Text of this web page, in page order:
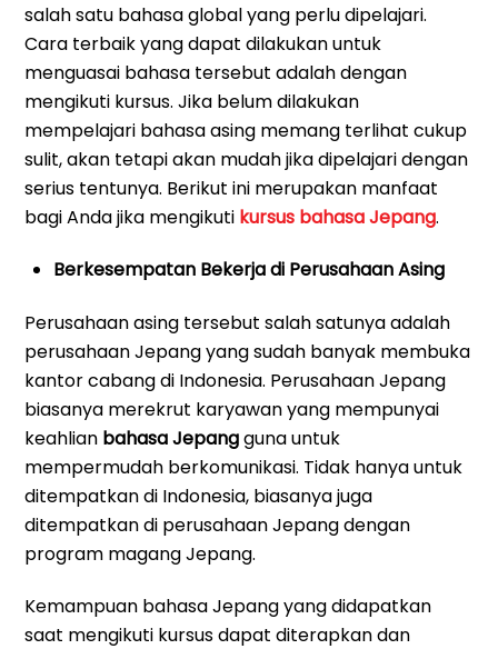
salah satu bahasa global yang perlu dipelajari.
Cara terbaik yang dapat dilakukan untuk
menguasai bahasa tersebut adalah dengan
mengikuti kursus. Jika belum dilakukan
mempelajari bahasa asing memang terlihat cukup
sulit, akan tetapi akan mudah jika dipelajari dengan
serius tentunya. Berikut ini merupakan manfaat
bagi Anda jika mengikuti kursus bahasa Jepang.
Berkesempatan Bekerja di Perusahaan Asing
Perusahaan asing tersebut salah satunya adalah
perusahaan Jepang yang sudah banyak membuka
kantor cabang di Indonesia. Perusahaan Jepang
biasanya merekrut karyawan yang mempunyai
keahlian bahasa Jepangguna untuk
mempermudah berkomunikasi. Tidak hanya untuk
ditempatkan di Indonesia, biasanya juga
ditempatkan di perusahaan Jepang dengan
program magang Jepang.
Kemampuan bahasa Jepang yang didapatkan
saat mengikuti kursus dapat diterapkan dan